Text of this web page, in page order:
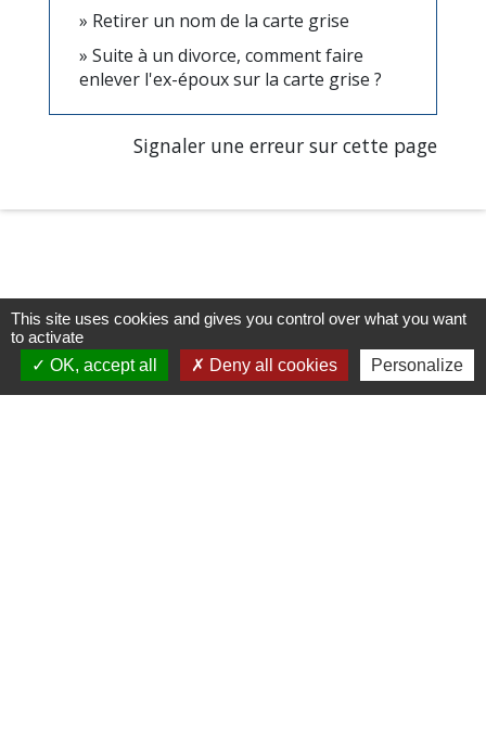
Retirer un nom de la carte grise
Suite à un divorce, comment faire
enlever l'ex-époux sur la carte grise ?
Signaler une erreur sur cette page
Horaires/Contacts
This site uses cookies and gives you control over what you want
to activate
OK, accept all
Deny all cookies Personalize